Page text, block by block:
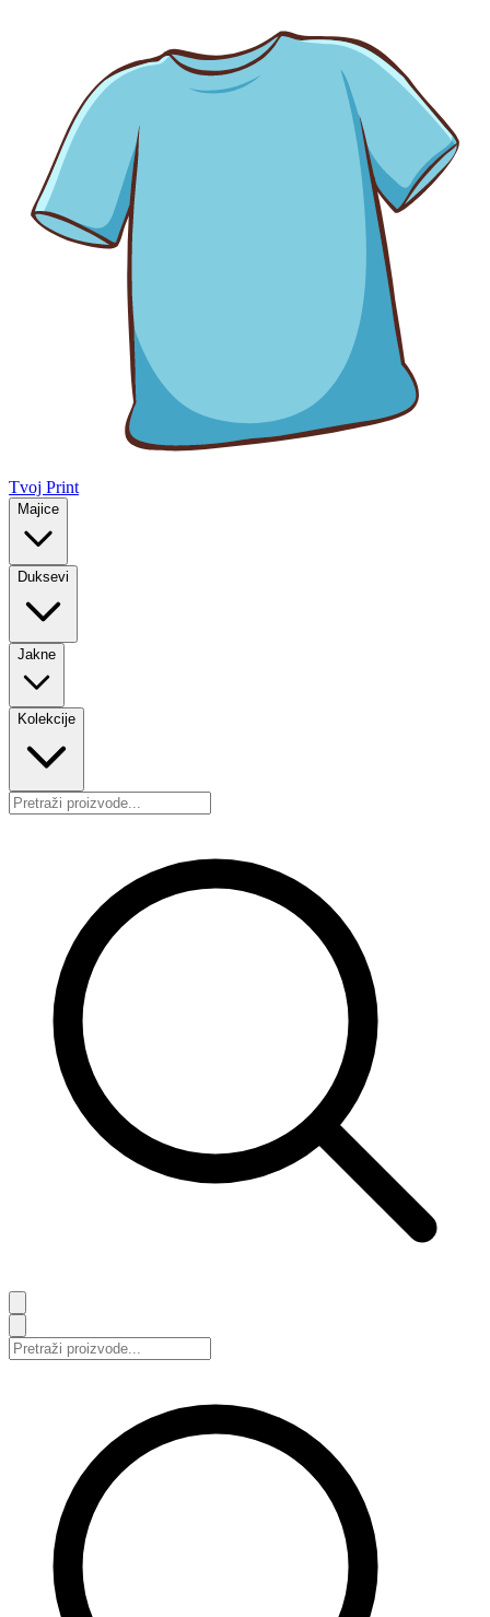
Tvoj Print
Majice
Duksevi
Jakne
Kolekcije